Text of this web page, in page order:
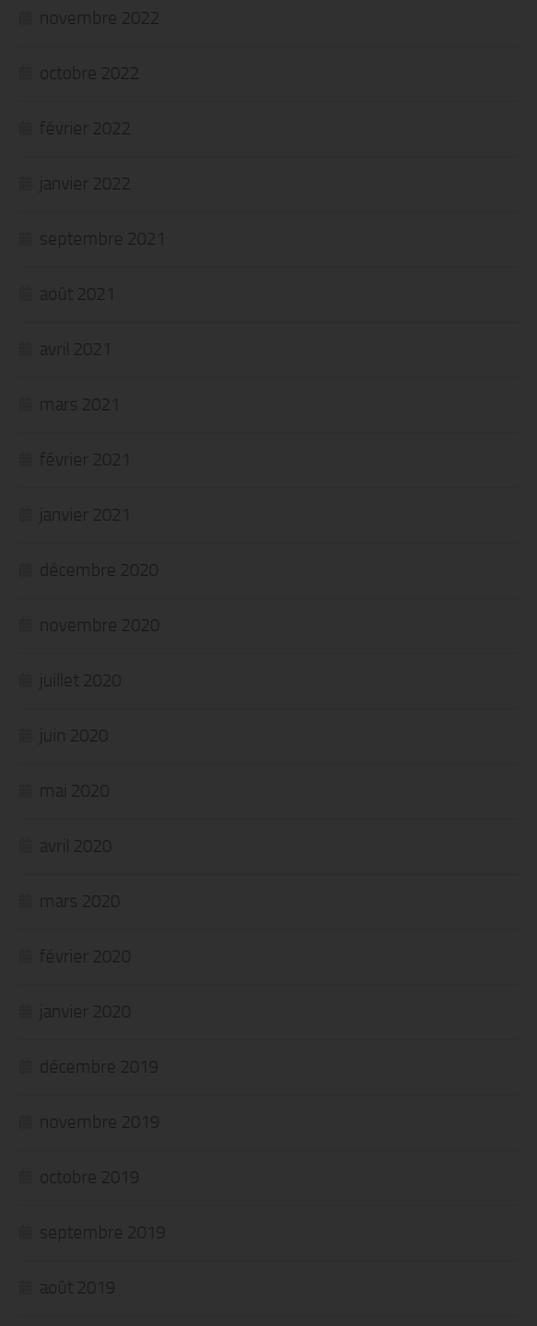
novembre 2022
octobre 2022
février 2022
janvier 2022
septembre 2021
août 2021
avril 2021
mars 2021
février 2021
janvier 2021
décembre 2020
novembre 2020
juillet 2020
juin 2020
mai 2020
avril 2020
mars 2020
février 2020
janvier 2020
décembre 2019
novembre 2019
octobre 2019
septembre 2019
août 2019